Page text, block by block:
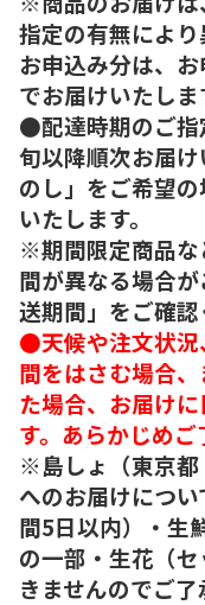
指定の有無によ
お申込み分は、
でお届けいたしま
●配達時期のご指
旬以降順次お届
のし」をご希望
いたします。
※期間限定商品な
間が異なる場合
送期間」をご確認
●天候や注文状況
間をはさむ場合
た場合、お届け
す。あらかじめご
※島しょ（東京都
へのお届けにつ
間5日以内）・生
の一部・生花（
きませんのでご了